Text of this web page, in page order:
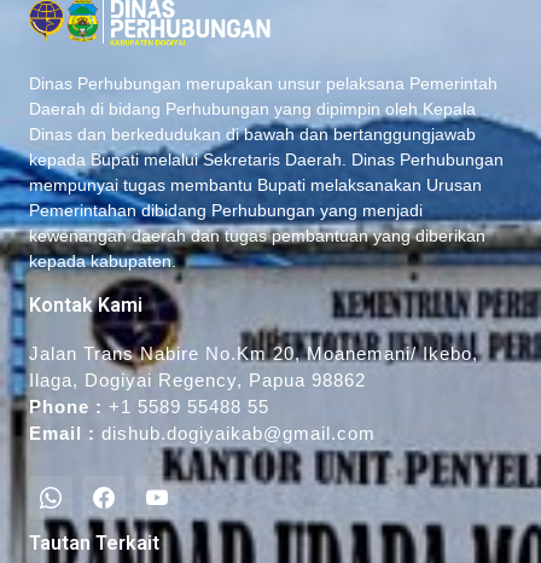
Dinas Perhubungan merupakan unsur pelaksana Pemerintah
Daerah di bidang Perhubungan yang dipimpin oleh Kepala
Dinas dan berkedudukan di bawah dan bertanggungjawab
kepada Bupati melalui Sekretaris Daerah. Dinas Perhubungan
mempunyai tugas membantu Bupati melaksanakan Urusan
Pemerintahan dibidang Perhubungan yang menjadi
kewenangan daerah dan tugas pembantuan yang diberikan
kepada kabupaten.
Kontak Kami
Jalan Trans Nabire No.Km 20, Moanemani/ Ikebo,
Ilaga, Dogiyai Regency, Papua 98862
Phone : +1 5589 55488 55
Email : dishub.dogiyaikab@gmail.com
Tautan Terkait